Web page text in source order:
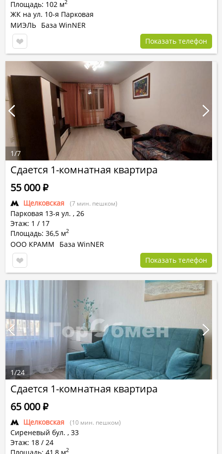
Площадь: 102 м2
ЖК на ул. 10-я Парковая
МИЭЛЬ База WinNER
Показать телефон
Сдается 1-комнатная квартира
Щелковская (7 мин. пешком)
Парковая 13-я ул. , 26
Этаж: 1 / 17
Площадь: 36,5 м2
55 000Р
ООО КРАММ
База WinNER
Показать телефон
1/7
Сдается 1-комнатная квартира
Щелковская (10 мин. пешком)
Сиреневый бул. , 33
Этаж: 18 / 24
2
65 000Р
1/24